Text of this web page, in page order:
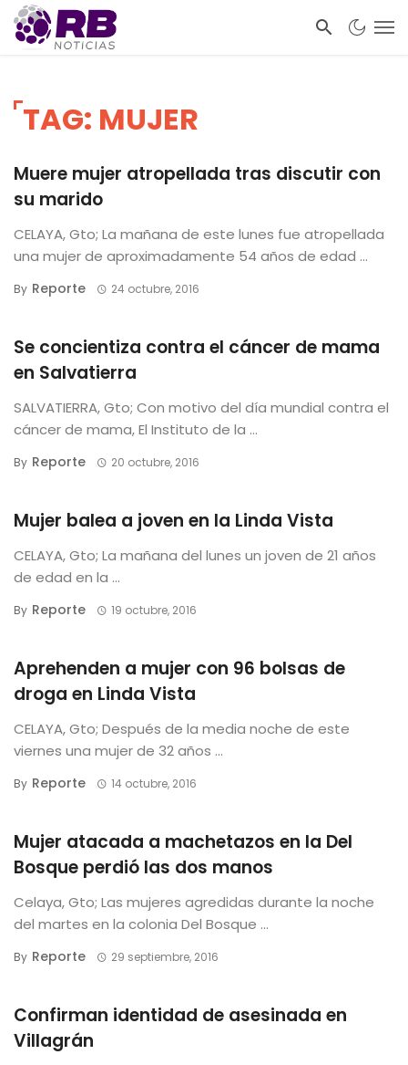
TAG: MUJER
Muere mujer atropellada tras discutir con
su marido
CELAYA, Gto; La mañana de este lunes fue atropellada
una mujer de aproximadamente 54 años de edad ...
By Reporte 24 octubre, 2016
Se concientiza contra el cáncer de mama
en Salvatierra
SALVATIERRA, Gto; Con motivo del día mundial contra el
cáncer de mama, El Instituto de la ...
By Reporte 20 octubre, 2016
Mujer balea a joven en la Linda Vista
CELAYA, Gto; La mañana del lunes un joven de 21 años
de edad en la ...
By Reporte 19 octubre, 2016
Aprehenden a mujer con 96 bolsas de
droga en Linda Vista
CELAYA, Gto; Después de la media noche de este
viernes una mujer de 32 años ...
By Reporte 14 octubre, 2016
Mujer atacada a machetazos en la Del
Bosque perdió las dos manos
Celaya, Gto; Las mujeres agredidas durante la noche
del martes en la colonia Del Bosque ...
By Reporte 29 septiembre, 2016
Confirman identidad de asesinada en
Villagrán